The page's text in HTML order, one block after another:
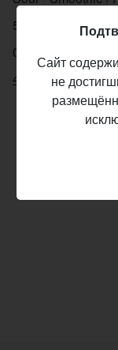
5,0%
09.01.2026
4.096
Сайт
не